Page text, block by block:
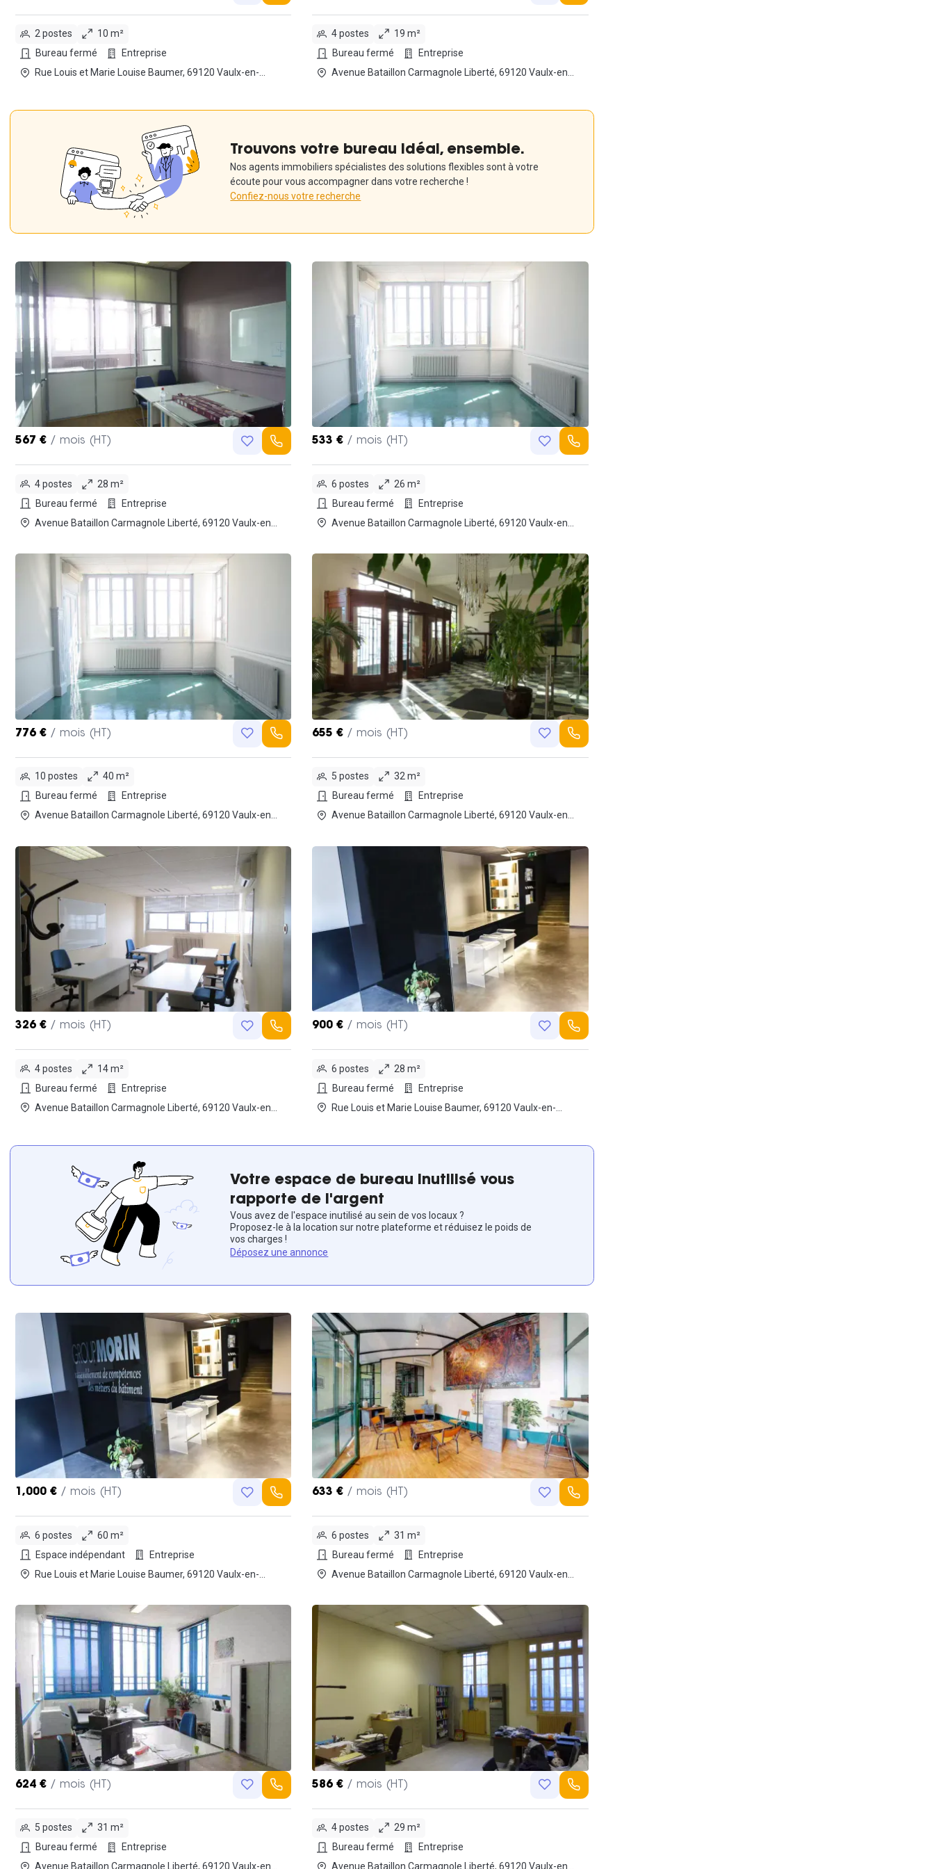
2 postes
10 m²
Bureau fermé
Entreprise
Rue Louis et Marie Louise Baumer, 69120 Vaulx-en-
4 postes
19 m²
Bureau fermé
Entreprise
Avenue Bataillon Carmagnole Liberté, 69120 Vaulx-en-
Trouvons votre bureau idéal, ensemble.
Nos agents immobiliers spécialistes des solutions flexibles sont à votre
écoute pour vous accompagner dans votre recherche !
Confiez-nous votre recherche
567 € / mois (HT)
4 postes
28 m²
Bureau fermé
Entreprise
Avenue Bataillon Carmagnole Liberté, 69120 Vaulx-en-
533 € / mois (HT)
6 postes
26 m²
Bureau fermé
Entreprise
Avenue Bataillon Carmagnole Liberté, 69120 Vaulx-en-
776 € / mois (HT)
10 postes
40 m²
Bureau fermé
Entreprise
Avenue Bataillon Carmagnole Liberté, 69120 Vaulx-en-
655 € / mois (HT)
5 postes
32 m²
Bureau fermé
Entreprise
Avenue Bataillon Carmagnole Liberté, 69120 Vaulx-en-
326 € / mois (HT)
4 postes
14 m²
Bureau fermé
Entreprise
Avenue Bataillon Carmagnole Liberté, 69120 Vaulx-en-
900 € / mois (HT)
6 postes
28 m²
Bureau fermé
Entreprise
Rue Louis et Marie Louise Baumer, 69120 Vaulx-en-
Votre espace de bureau inutilisé vous
rapporte de l'argent
Vous avez de l'espace inutilisé au sein de vos locaux ?
Proposez-le à la location sur notre plateforme et réduisez le poids de
vos charges !
Déposez une annonce
1,000 € / mois (HT)
6 postes
60 m²
Espace indépendant
Entreprise
Rue Louis et Marie Louise Baumer, 69120 Vaulx-en-
633 € / mois (HT)
6 postes
31 m²
Bureau fermé
Entreprise
Avenue Bataillon Carmagnole Liberté, 69120 Vaulx-en-
624 € / mois (HT)
5 postes
31 m²
Bureau fermé
Entreprise
Avenue Bataillon Carmagnole Liberté, 69120 Vaulx-en-
586 € / mois (HT)
4 postes
29 m²
Bureau fermé
Entreprise
Avenue Bataillon Carmagnole Liberté, 69120 Vaulx-en-